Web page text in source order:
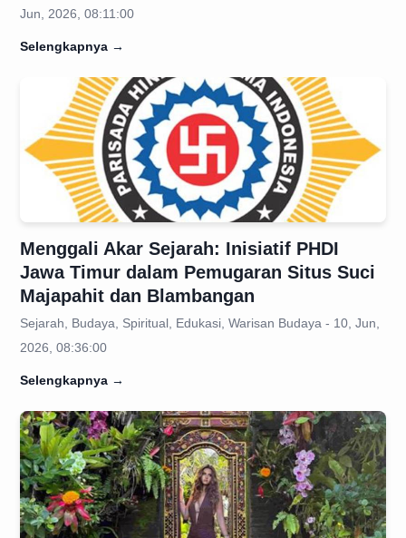
Jun, 2026, 08:11:00
Selengkapnya →
Menggali Akar Sejarah: Inisiatif PHDI
Jawa Timur dalam Pemugaran Situs Suci
Majapahit dan Blambangan
Sejarah, Budaya, Spiritual, Edukasi, Warisan Budaya - 10, Jun,
2026, 08:36:00
Selengkapnya →